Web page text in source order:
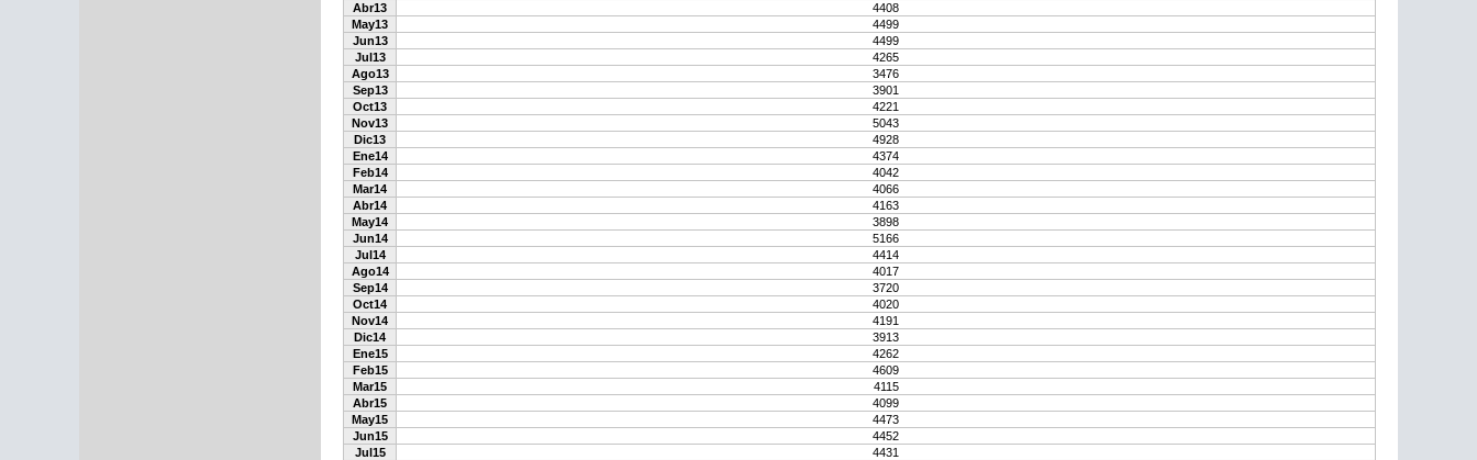
Abr13
4408
May13
4499
Jun13
4499
Jul13
4265
Ago13
3476
Sep13
3901
Oct13
4221
Nov13
5043
Dic13
4928
Ene14
4374
Feb14
4042
Mar14
4066
Abr14
4163
May14
3898
Jun14
5166
Jul14
4414
Ago14
4017
Sep14
3720
Oct14
4020
Nov14
4191
Dic14
3913
Ene15
4262
Feb15
4609
Mar15
4115
Abr15
4099
May15
4473
Jun15
4452
Jul15
4431